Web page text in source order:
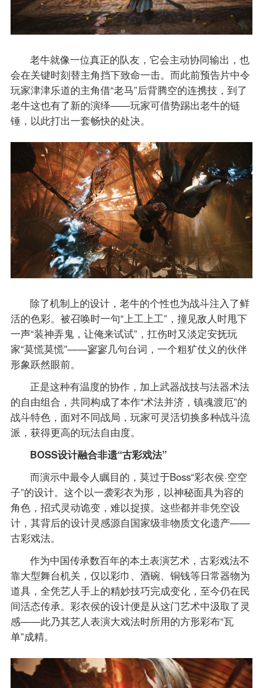
老牛就像一位真正的队友，它会主动协同输出，也
会在关键时刻替主角挡下致命一击。而此前预告片中令
玩家津津乐道的主角借“老马”后背腾空的连携技，到了
老牛这也有了新的演绎——玩家可借势踢出老牛的链
锤，以此打出一套畅快的处决。
除了机制上的设计，老牛的个性也为战斗注入了鲜
活的色彩。被召唤时一句“上工上工”，撞见敌人时甩下
一声“装神弄鬼，让俺来试试”，扛伤时又淡定安抚玩
家“莫慌莫慌”——寥寥几句台词，一个粗犷仗义的伙伴
形象跃然眼前。
正是这种有温度的协作，加上武器战技与法器术法
的自由组合，共同构成了本作“术法并济，镇魂渡厄”的
战斗特色，面对不同战局，玩家可灵活切换多种战斗流
派，获得更高的玩法自由度。
BOSS设计融合非遗“古彩戏法”
而演示中最令人瞩目的，莫过于Boss“彩衣侯·空空
子”的设计。这个以一袭彩衣为形，以神秘面具为容的
角色，招式灵动诡变，难以捉摸。这些都并非凭空设
计，其背后的设计灵感源自国家级非物质文化遗产——
古彩戏法。
作为中国传承数百年的本土表演艺术，古彩戏法不
靠大型舞台机关，仅以彩巾、酒碗、铜钱等日常器物为
道具，全凭艺人手上的精妙技巧完成变化，至今仍在民
间活态传承。彩衣侯的设计便是从这门艺术中汲取了灵
感——此乃其艺人表演大戏法时所用的方形彩布“瓦
单”成精。